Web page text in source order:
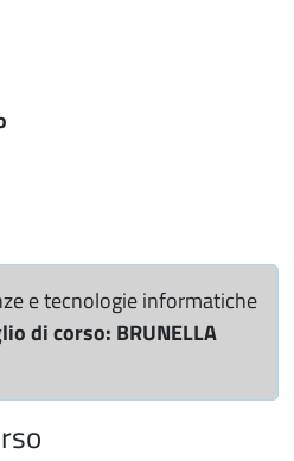
e tecnologie informatiche
di corso: BRUNELLA